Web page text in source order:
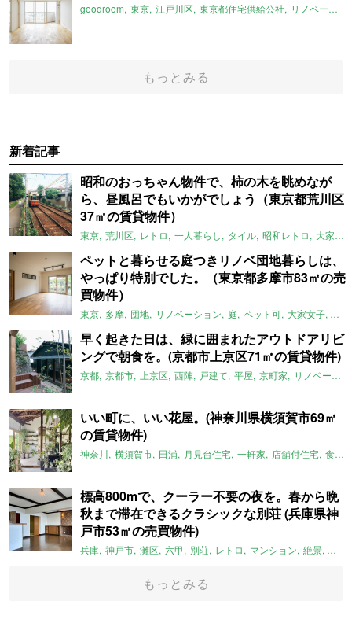
goodroom 東京 江戸川区 東京都住宅供給公社 リノベーション
もっとみる
新着記事
昭和のおっちゃん物件で、柿の木を眺めなが
ら、昼風呂でもいかがでしょう（東京都荒川区
37㎡の賃貸物件）
東京 荒川区 レトロ 一人暮らし タイル 昭和レトロ 大家女子
ペットと暮らせる庭つきリノベ団地暮らしは、
やっぱり特別でした。（東京都多摩市83㎡の売
買物件）
東京 多摩 団地 リノベーション 庭 ペット可 大家女子 団
早く起きた日は、緑に囲まれたアウトドアリビ
ングで朝食を。(京都市上京区71㎡の賃貸物件)
京都 京都市 上京区 西陣 戸建て 平屋 京町家 リノベーション
いい町に、いい花屋。(神奈川県横須賀市69㎡
の賃貸物件)
神奈川 横須賀市 田浦 月見台住宅 一軒家 店舗付住宅 食住近接
標高800mで、クーラー不要の夜を。春から晩
秋まで滞在できるクラシックな別荘 (兵庫県神
戸市53㎡の売買物件)
兵庫 神戸市 灘区 六甲 別荘 レトロ マンション 絶景 避暑
もっとみる